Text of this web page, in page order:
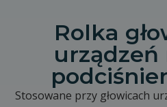
Rolka
urządzeń
Stosowane przy głowicach